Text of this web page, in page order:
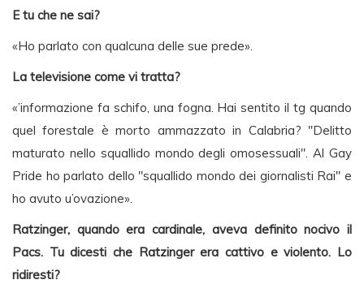
E tu che ne sai?
«Ho parlato con qualcuna delle sue prede».
La televisione come vi tratta?
«’informazione fa schifo, una fogna. Hai sentito il tg quando
quel forestale è morto ammazzato in Calabria? "Delitto
maturato nello squallido mondo degli omosessuali". Al Gay
Pride ho parlato dello "squallido mondo dei giornalisti Rai" e
ho avuto u’ovazione».
Ratzinger, quando era cardinale, aveva definito nocivo il
Pacs. Tu dicesti che Ratzinger era cattivo e violento. Lo
ridiresti?